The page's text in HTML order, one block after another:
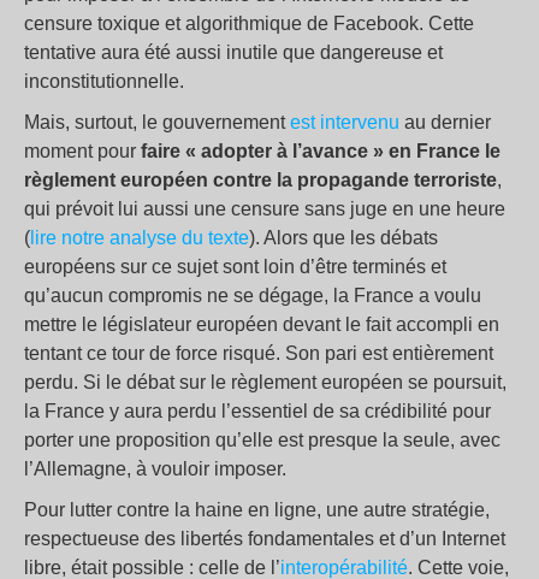
censure toxique et algorithmique de Facebook. Cette
tentative aura été aussi inutile que dangereuse et
inconstitutionnelle.
Mais, surtout, le gouvernementest intervenu au dernier
moment pour faire « adopter à l’avance » en France le
règlement européen contre la propagande terroriste,
qui prévoit lui aussi une censure sans juge en une heure
( lire notre analyse du texte). Alors que les débats
européens sur ce sujet sont loin d’être terminés et
qu’aucun compromis ne se dégage, la France a voulu
mettre le législateur européen devant le fait accompli en
tentant ce tour de force risqué. Son pari est entièrement
perdu. Si le débat sur le règlement européen se poursuit,
la France y aura perdu l’essentiel de sa crédibilité pour
porter une proposition qu’elle est presque la seule, avec
l’Allemagne, à vouloir imposer.
Pour lutter contre la haine en ligne, une autre stratégie,
respectueuse des libertés fondamentales et d’un Internet
libre, était possible : celle de l’interopérabilité. Cette voie,